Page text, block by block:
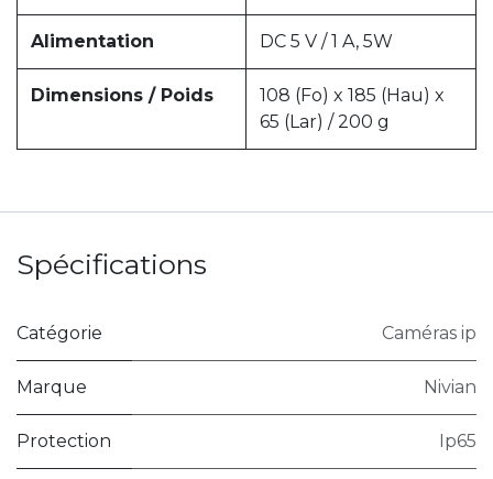
Alimentation DC 5 V / 1 A, 5W
Dimensions / Poids
108 (Fo) x 185 (Hau) x
65 (Lar) / 200 g
Spécifications
Catégorie Caméras ip
Marque Nivian
Protection Ip65